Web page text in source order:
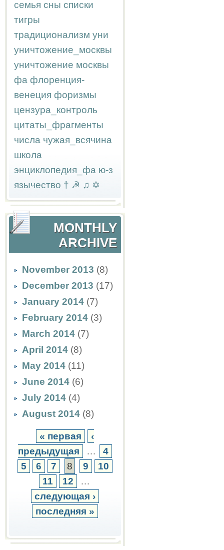
семья сны списки
тигры
традиционализм уни
уничтожение_москвы
уничтожение москвы
фа флоренция-
венеция форизмы
цензура_контроль
цитаты_фрагменты
числа чужая_всячина
школа
энциклопедия_фа ю-з
язычество † ☭ ♫ ✡
MONTHLY
ARCHIVE
November 2013 (8)
December 2013 (17)
January 2014 (7)
February 2014 (3)
March 2014 (7)
April 2014 (8)
May 2014 (11)
June 2014 (6)
July 2014 (4)
August 2014 (8)
« первая
‹
предыдущая
…
4
5
6 7 8 9
10
11
12
…
следующая ›
последняя »